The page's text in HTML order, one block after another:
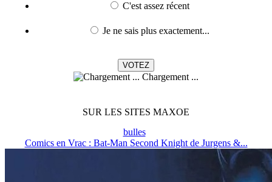
C'est assez récent
Je ne sais plus exactement...
Chargement ...
SUR LES SITES MAXOE
bulles
Comics en Vrac : Bat-Man Second Knight de Jurgens &...